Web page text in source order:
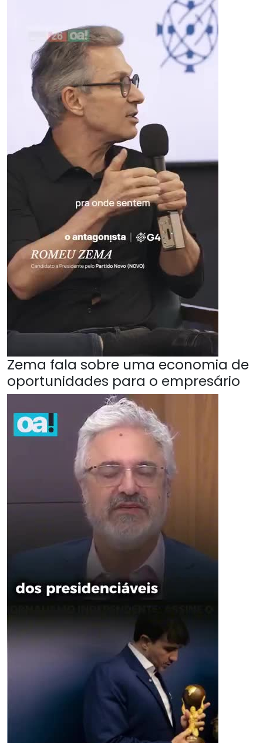
Zema fala sobre uma economia de
oportunidades para o empresário